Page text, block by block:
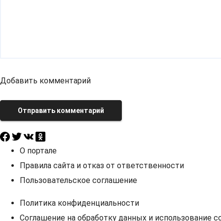
Добавить комментарий
Отправить комментарий
О портале
Правила сайта и отказ от ответственности
Пользовательское соглашение
Политика конфиденциальности
Соглашение на обработку данных и использование